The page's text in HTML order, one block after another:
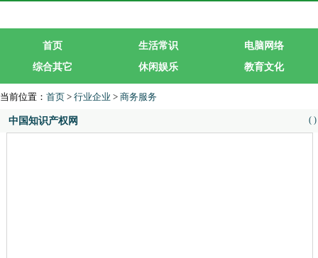
首页 生活常识
电脑网络
综合其它
休闲娱乐
教育文化
当前位置： 首页 > 行业企业 > 商务服务
中国知识产权网 ( )